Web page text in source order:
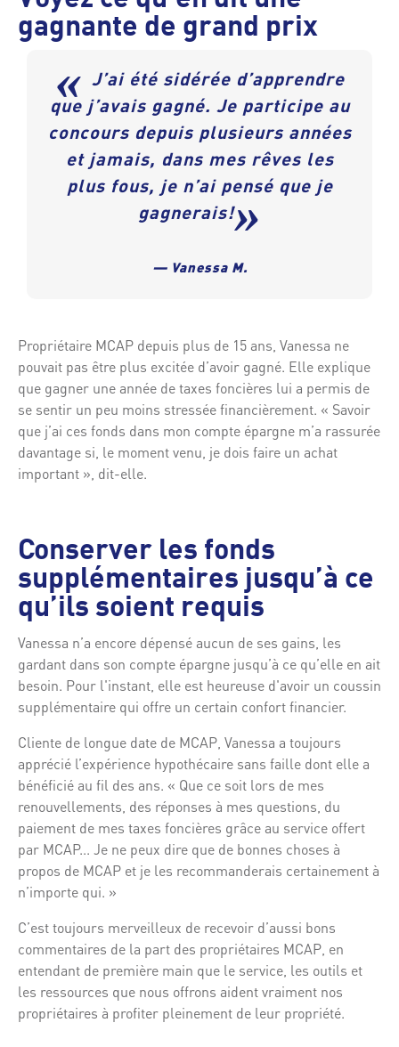
gagnante de grand prix
« J’ai été sidérée d’apprendre
que j’avais gagné. Je participe au
concours depuis plusieurs années
et jamais, dans mes rêves les
plus fous, je n’ai pensé que je
gagnerais!»
— Vanessa M.
Propriétaire MCAP depuis plus de 15 ans, Vanessa ne
pouvait pas être plus excitée d’avoir gagné. Elle explique
que gagner une année de taxes foncières lui a permis de
se sentir un peu moins stressée financièrement. « Savoir
que j’ai ces fonds dans mon compte épargne m’a rassurée
davantage si, le moment venu, je dois faire un achat
important », dit-elle.
Conserver les fonds
supplémentaires jusqu’à ce
qu’ils soient requis
Vanessa n’a encore dépensé aucun de ses gains, les
gardant dans son compte épargne jusqu’à ce qu’elle en ait
besoin. Pour l'instant, elle est heureuse d'avoir un coussin
supplémentaire qui offre un certain confort financier.
Cliente de longue date de MCAP, Vanessa a toujours
apprécié l’expérience hypothécaire sans faille dont elle a
bénéficié au fil des ans. « Que ce soit lors de mes
renouvellements, des réponses à mes questions, du
paiement de mes taxes foncières grâce au service offert
par MCAP... Je ne peux dire que de bonnes choses à
propos de MCAP et je les recommanderais certainement à
n’importe qui. »
C’est toujours merveilleux de recevoir d’aussi bons
commentaires de la part des propriétaires MCAP, en
entendant de première main que le service, les outils et
les ressources que nous offrons aident vraiment nos
propriétaires à profiter pleinement de leur propriété.